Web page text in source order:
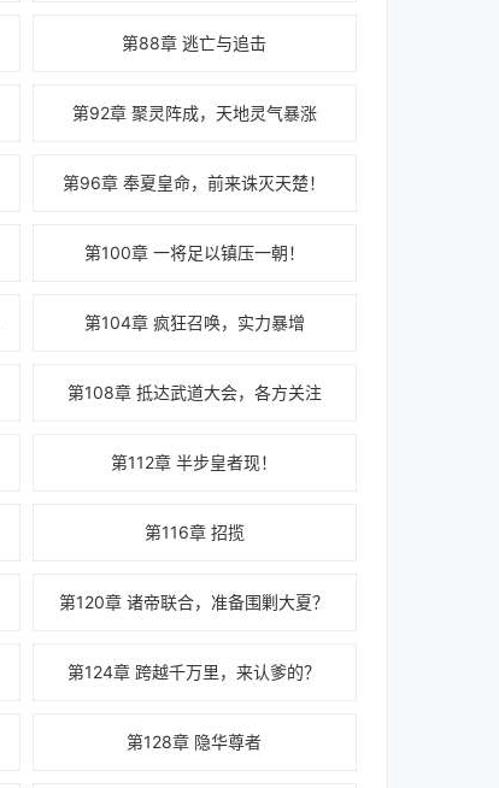
第88章 逃亡与追击
第92章 聚灵阵成，天地灵气暴涨
第96章 奉夏皇命，前来诛灭天楚！
第100章 一将足以镇压一朝！
第104章 疯狂召唤，实力暴增
第108章 抵达武道大会，各方关注
第112章 半步皇者现！
第116章 招揽
第120章 诸帝联合，准备围剿大夏？
第124章 跨越千万里，来认爹的？
第128章 隐华尊者